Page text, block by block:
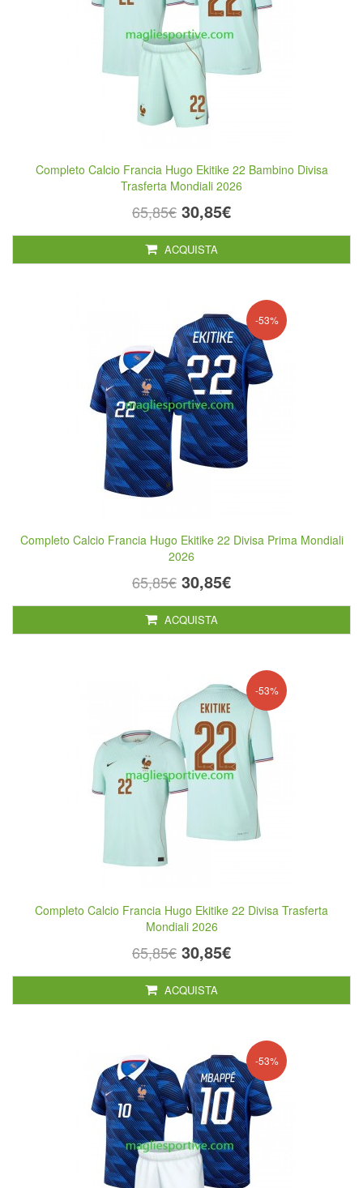
Completo Calcio Francia Hugo Ekitike 22 Bambino Divisa
Trasferta Mondiali 2026
65,85€ 30,85€
ACQUISTA
-53%
Completo Calcio Francia Hugo Ekitike 22 Divisa Prima Mondiali
2026
65,85€ 30,85€
ACQUISTA
-53%
Completo Calcio Francia Hugo Ekitike 22 Divisa Trasferta
Mondiali 2026
65,85€ 30,85€
ACQUISTA
-53%